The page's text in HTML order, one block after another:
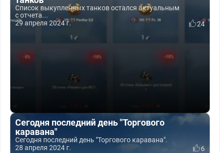
Список выкупленных танков остался актуальным
с отчета...
29 апреля 2024 г.
24
Сегодня последний день "Торгового
каравана"
Сегодня последний день "Торгового каравана".
28 апреля 2024 г.
6